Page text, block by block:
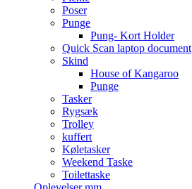
Poser
Punge
Pung- Kort Holder
Quick Scan laptop document
Skind
House of Kangaroo
Punge
Tasker
Rygsæk
Trolley
kuffert
Køletasker
Weekend Taske
Toilettaske